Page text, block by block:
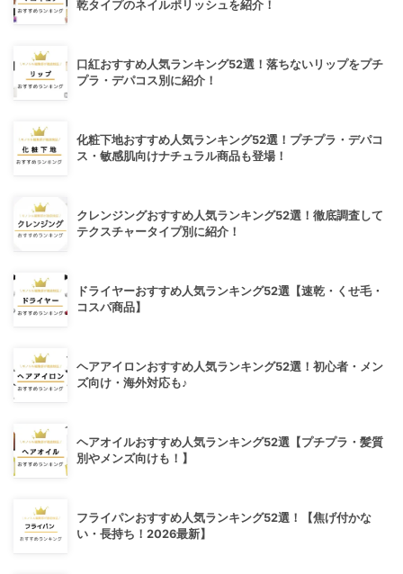
乾タイプのネイルポリッシュを紹介！
口紅おすすめ人気ランキング52選！落ちないリップをプチ
プラ・デパコス別に紹介！
化粧下地おすすめ人気ランキング52選！プチプラ・デパコ
ス・敏感肌向けナチュラル商品も登場！
クレンジングおすすめ人気ランキング52選！徹底調査して
テクスチャータイプ別に紹介！
ドライヤーおすすめ人気ランキング52選【速乾・くせ毛・
コスパ商品】
ヘアアイロンおすすめ人気ランキング52選！初心者・メン
ズ向け・海外対応も♪
ヘアオイルおすすめ人気ランキング52選【プチプラ・髪質
別やメンズ向けも！】
フライパンおすすめ人気ランキング52選！【焦げ付かな
い・長持ち！2026最新】